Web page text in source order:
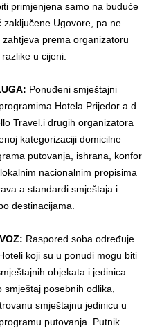
primjenjena samo na buduće
Ugovore, pa ne
prema organizatoru
u cijeni.
Ponuđeni smještajni
Hotela Prijedor a.d.
Travel.i drugih organizatora
kategorizaciji domicilne
putovanja, ishrana, konfor
nacionalnim propisima
a standardi smještaja i
destinacijama.
Raspored soba određuje
koji su u ponudi mogu biti
objekata i jedinica.
posebnih odlika,
smještajnu jedinicu u
putovanja. Putnik